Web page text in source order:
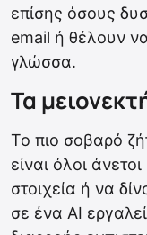
επίσης όσους
email ή θέλουν
γλώσσα.
Τα
Το πιο σοβαρό
είναι όλοι
στοιχεία ή να
σε ένα AI